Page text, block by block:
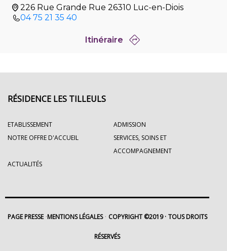
226 Rue Grande Rue 26310 Luc-en-Diois
04 75 21 35 40
Itinéraire
RÉSIDENCE LES TILLEULS
ETABLISSEMENT
ADMISSION
NOTRE OFFRE D'ACCUEIL
SERVICES, SOINS ET
ACCOMPAGNEMENT
ACTUALITÉS
PAGE PRESSE MENTIONS LÉGALES COPYRIGHT ©2019 TOUS DROITS
RÉSERVÉS